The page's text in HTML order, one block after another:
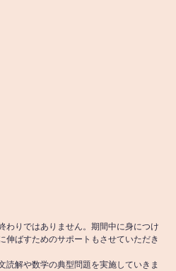
わりではありません。期間中に身につけ
伸ばすためのサポートもさせていただき
解や数学の典型問題を実施していきま